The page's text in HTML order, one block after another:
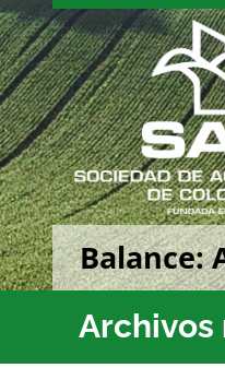
Saltar
al
contenido
Balance:
Archivos